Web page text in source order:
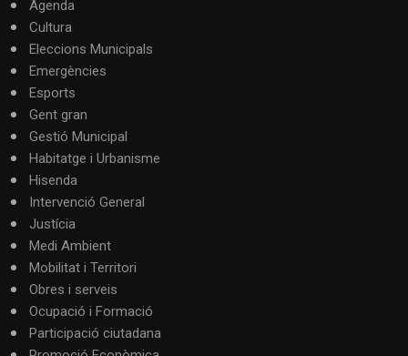
Agenda
Cultura
Eleccions Municipals
Emergències
Esports
Gent gran
Gestió Municipal
Habitatge i Urbanisme
Hisenda
Intervenció General
Justícia
Medi Ambient
Mobilitat i Territori
Obres i serveis
Ocupació i Formació
Participació ciutadana